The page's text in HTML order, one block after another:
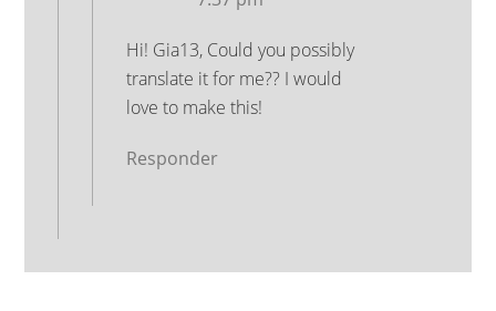
Hi! Gia13, Could you possibly
translate it for me?? I would
love to make this!
Responder